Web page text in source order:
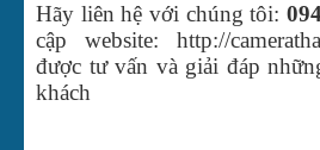
Hãy liên hệ với chúng tôi:
cập website: http://
được tư vấn và giải đáp
khách